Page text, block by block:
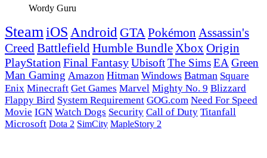
Wordy Guru
SteamiOS Android GTAPokémon Assassin's
CreedBattlefieldHumble Bundle Xbox Origin
PlayStation Final FantasyUbisoftThe Sims EA Green
Man Gaming Amazon Hitman Windows Batman Square
Enix Minecraft Get Games Marvel Mighty No. 9 Blizzard
Flappy Bird System Requirement GOG.com Need For Speed
Movie IGN Watch Dogs Security Call of Duty Titanfall
Microsoft Dota 2 SimCity MapleStory 2